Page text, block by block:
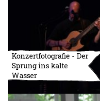
Konzertfotografie - Der
Sprung ins kalte
Wasser